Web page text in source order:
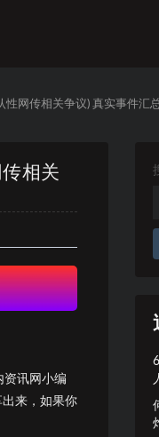
网传相关争议) 真实事件汇
相关
资讯网小编
来，如果你